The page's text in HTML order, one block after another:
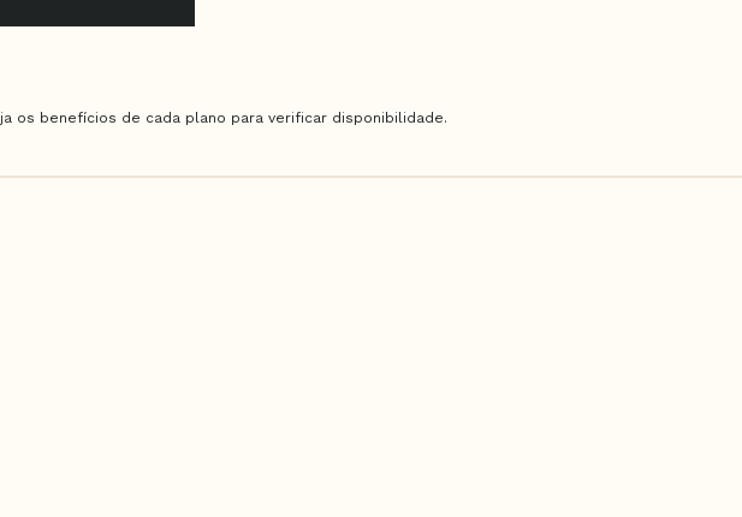
os benefícios de cada plano para verificar disponibilidade.